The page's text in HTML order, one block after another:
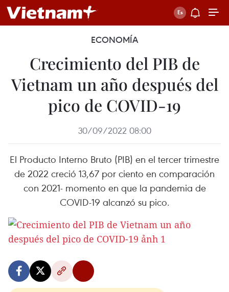
ECONOMÍA
Crecimiento del PIB de
Vietnam un año después del
pico de COVID-19
30/09/2022 08:00
El Producto Interno Bruto (PIB) en el tercer trimestre
de 2022 creció 13,67 por ciento en comparación
con 2021- momento en que la pandemia de
COVID-19 alcanzó su pico.